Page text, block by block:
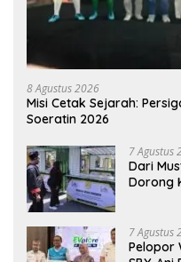
8 Agustus 2026
Misi Cetak Sejarah:
Soeratin 2026
7 Agustus
Dari
Dorong
7 Agustus
Pelopor